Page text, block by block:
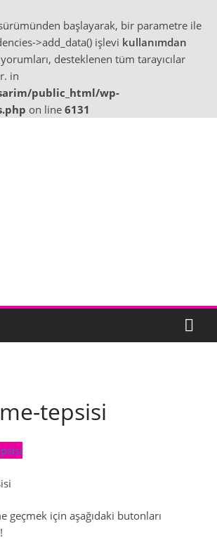
başlayarak, bir parametre ile
>add_data() işlevi kullanımdan
desteklenen tüm tarayıcılar
in
public_html/wp-
on line 6131
tepsisi
geçmek için aşağıdaki butonları